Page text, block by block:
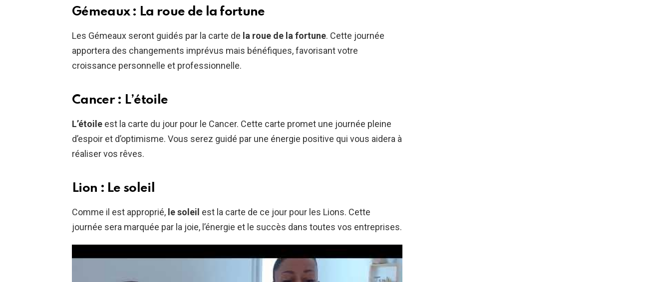
Gémeaux : La roue de la fortune
Les Gémeaux seront guidés par la carte de la roue de la fortune. Cette journée
apportera des changements imprévus mais bénéfiques, favorisant votre
croissance personnelle et professionnelle.
Cancer : L’étoile
L’étoile est la carte du jour pour le Cancer. Cette carte promet une journée pleine
d’espoir et d’optimisme. Vous serez guidé par une énergie positive qui vous aidera à
réaliser vos rêves.
Lion : Le soleil
Comme il est approprié, le soleil est la carte de ce jour pour les Lions. Cette
journée sera marquée par la joie, l’énergie et le succès dans toutes vos entreprises.